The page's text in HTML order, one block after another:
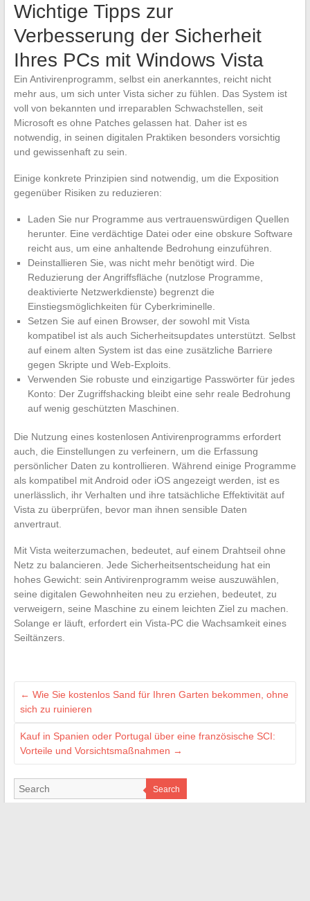
Wichtige Tipps zur
Verbesserung der Sicherheit
Ihres PCs mit Windows Vista
Ein Antivirenprogramm, selbst ein anerkanntes, reicht nicht
mehr aus, um sich unter Vista sicher zu fühlen. Das System ist
voll von bekannten und irreparablen Schwachstellen, seit
Microsoft es ohne Patches gelassen hat. Daher ist es
notwendig, in seinen digitalen Praktiken besonders vorsichtig
und gewissenhaft zu sein.
Einige konkrete Prinzipien sind notwendig, um die Exposition
gegenüber Risiken zu reduzieren:
Laden Sie nur Programme aus vertrauenswürdigen Quellen
herunter. Eine verdächtige Datei oder eine obskure Software
reicht aus, um eine anhaltende Bedrohung einzuführen.
Deinstallieren Sie, was nicht mehr benötigt wird. Die
Reduzierung der Angriffsfläche (nutzlose Programme,
deaktivierte Netzwerkdienste) begrenzt die
Einstiegsmöglichkeiten für Cyberkriminelle.
Setzen Sie auf einen Browser, der sowohl mit Vista
kompatibel ist als auch Sicherheitsupdates unterstützt. Selbst
auf einem alten System ist das eine zusätzliche Barriere
gegen Skripte und Web-Exploits.
Verwenden Sie robuste und einzigartige Passwörter für jedes
Konto: Der Zugriffshacking bleibt eine sehr reale Bedrohung
auf wenig geschützten Maschinen.
Die Nutzung eines kostenlosen Antivirenprogramms erfordert
auch, die Einstellungen zu verfeinern, um die Erfassung
persönlicher Daten zu kontrollieren. Während einige Programme
als kompatibel mit Android oder iOS angezeigt werden, ist es
unerlässlich, ihr Verhalten und ihre tatsächliche Effektivität auf
Vista zu überprüfen, bevor man ihnen sensible Daten
anvertraut.
Mit Vista weiterzumachen, bedeutet, auf einem Drahtseil ohne
Netz zu balancieren. Jede Sicherheitsentscheidung hat ein
hohes Gewicht: sein Antivirenprogramm weise auszuwählen,
seine digitalen Gewohnheiten neu zu erziehen, bedeutet, zu
verweigern, seine Maschine zu einem leichten Ziel zu machen.
Solange er läuft, erfordert ein Vista-PC die Wachsamkeit eines
Seiltänzers.
← Wie Sie kostenlos Sand für Ihren Garten bekommen, ohne
sich zu ruinieren
Kauf in Spanien oder Portugal über eine französische SCI:
Vorteile und Vorsichtsmaßnahmen →
Search